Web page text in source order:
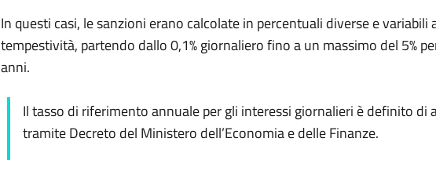
In questi casi, le sanzioni erano calcolate in percentuali diverse e variabili
tempestività, partendo dallo 0,1% giornaliero fino a un massimo del 5%
anni.
Il tasso di riferimento annuale per gli interessi giornalieri è definito di
tramite Decreto del Ministero dell’Economia e delle Finanze.